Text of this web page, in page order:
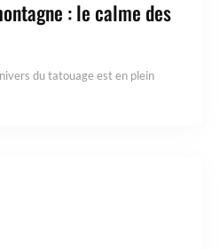
: le calme des
du tatouage est en plein